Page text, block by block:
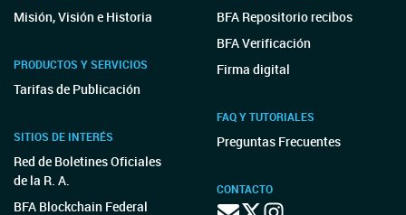
Misión, Visión e Historia
PRODUCTOS Y SERVICIOS
Tarifas de Publicación
SITIOS DE INTERÉS
Red de Boletines Oficiales
de la R. A.
BFA Blockchain Federal
BFA Repositorio recibos
BFA Verificación
Firma digital
FAQ Y TUTORIALES
Preguntas Frecuentes
CONTACTO